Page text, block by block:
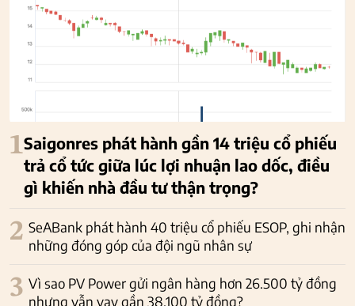
1Saigonres phát hành gần 14 triệu cổ phiếu
trả cổ tức giữa lúc lợi nhuận lao dốc, điều
gì khiến nhà đầu tư thận trọng?
2 SeABank phát hành 40 triệu cổ phiếu ESOP, ghi nhận
những đóng góp của đội ngũ nhân sự
3 Vì sao PV Power gửi ngân hàng hơn 26.500 tỷ đồng
nhưng vẫn vay gần 38.100 tỷ đồng?